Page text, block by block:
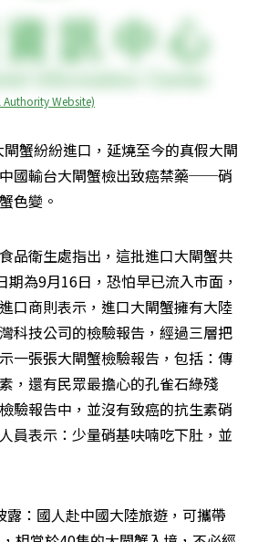
Website)
蟹紛紛進口，延燒至今的真假大閘
國輸台大閘蟹檢出致癌禁藥──硝
色變。
品衛生處指出，這批進口大閘蟹共
為9月16日，恐怕早已流入市面，
口商則表示，進口大閘蟹擁有大陸
科技公司的檢驗報告，經過三層把
一張張大閘蟹檢驗報告，包括：傳
，還有民眾最擔心的孔雀石綠殘
驗報告中，並沒有致癌的抗生素硝
員表示：少量硝基呋喃吃下肚，並
：國人赴中國大陸旅遊，可攜帶